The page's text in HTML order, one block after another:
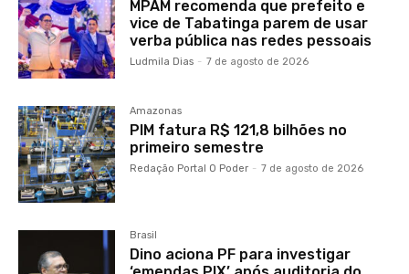
MPAM recomenda que prefeito e
vice de Tabatinga parem de usar
verba pública nas redes pessoais
Ludmila Dias - 7 de agosto de 2026
Amazonas
PIM fatura R$ 121,8 bilhões no
primeiro semestre
Redação Portal O Poder - 7 de agosto de 2026
Brasil
Dino aciona PF para investigar